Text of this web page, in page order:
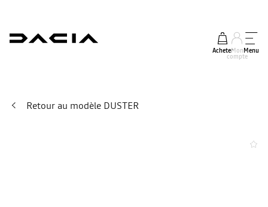
AcheterMon
compte
Menu
Retour au modèle DUSTER